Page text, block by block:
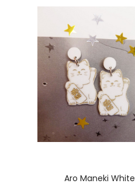
Aro Maneki White